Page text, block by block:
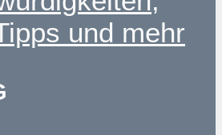
und mehr